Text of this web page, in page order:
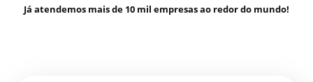
Já atendemos mais de 10 mil empresas ao redor do mundo!